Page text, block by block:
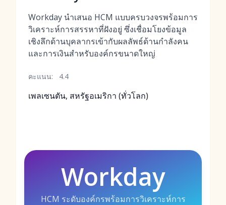
Workday นำเสนอ HCM แบบครบวงจรพร้อมการ
วิเคราะห์การสรรหาที่ฝังอยู่ ซึ่งเชื่อมโยงข้อมูล
เชิงลึกด้านบุคลากรเข้ากับผลลัพธ์ด้านกำลังคน
และการเงินสำหรับองค์กรขนาดใหญ่
คะแนน: 4.4
เพลเซนตัน, สหรัฐอเมริกา (ทั่วโลก)
Workday
HCM ระดับองค์กรพร้อมการวิเคราะห์การ